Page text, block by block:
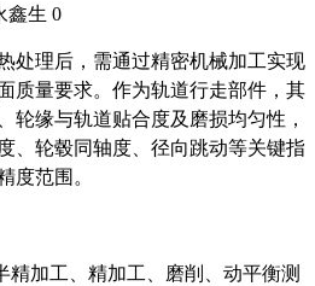
鑫生 0
处理后，需通过精密机械加工实现
质量要求。作为轨道行走部件，其
轮缘与轨道贴合度及磨损均匀性，
、轮毂同轴度、径向跳动等关键指
度范围。
精加工、精加工、磨削、动平衡测